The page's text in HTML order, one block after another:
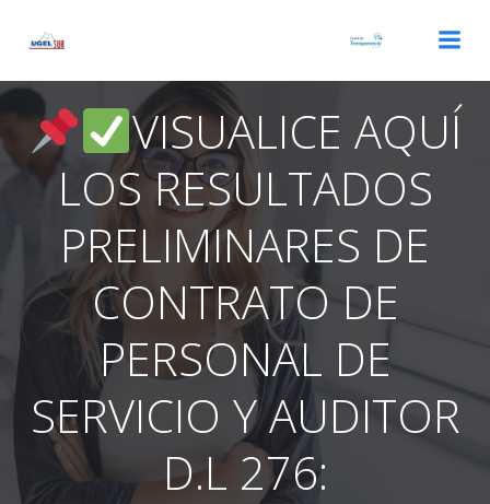
VISUALICE AQUÍ
LOS RESULTADOS
PRELIMINARES DE
CONTRATO DE
PERSONAL DE
SERVICIO Y AUDITOR
D.L 276: